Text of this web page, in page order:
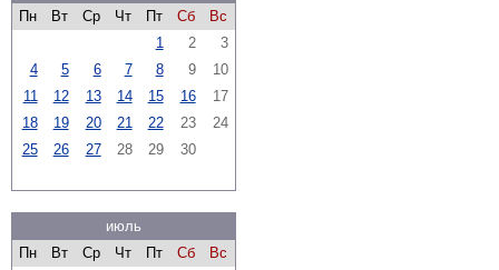
Пн
Вт Ср Чт Пт Сб
Вс
1
2
3
4
5 6 7 8 9
10
11
12 13 14 15 16
17
18
19 20 21 22 23
24
25
26 27 28 29 30
июль
Пн
Вт Ср Чт Пт Сб
Вс